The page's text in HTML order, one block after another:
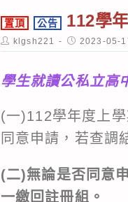
置頂 公告 112學
Post
author:
klgsh221
Post
published:
2023-05-
學生就讀公私立高
(一)112學年度上
同意申請，若查調
(二)無論是否同意
一繳回註冊組。